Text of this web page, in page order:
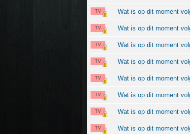
TV Wat is op dit moment
TV Wat is op dit moment
TV Wat is op dit moment
TV Wat is op dit moment
TV Wat is op dit moment
TV Wat is op dit moment
TV Wat is op dit moment
TV Wat is op dit moment